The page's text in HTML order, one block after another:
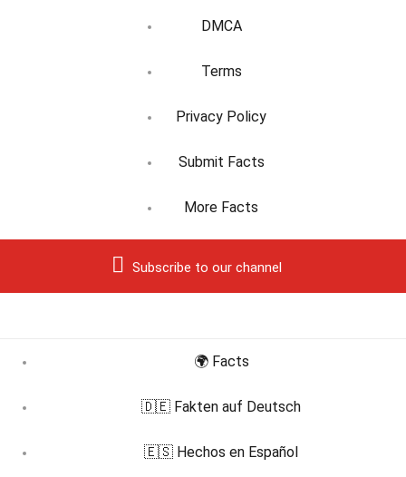
DMCA
Terms
Privacy Policy
Submit Facts
More Facts
Subscribe to our channel
🌍 Facts
🇩🇪 Fakten auf Deutsch
🇪🇸 Hechos en Español